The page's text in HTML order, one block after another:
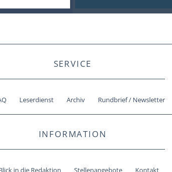
SERVICE
Leserdienst Archiv Rundbrief / Newsletter
INFORMATION
in die Redaktion Stellenangebote Kontakt